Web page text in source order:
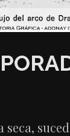
seca,